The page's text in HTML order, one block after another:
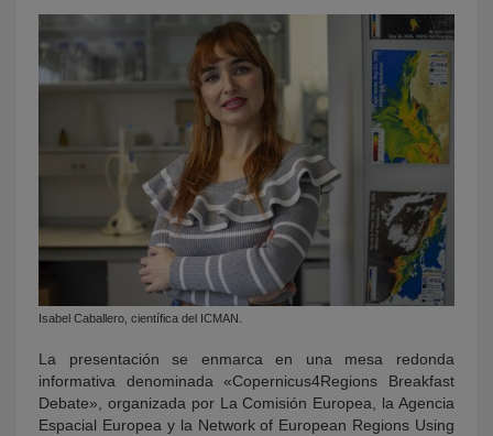
Isabel Caballero, científica del ICMAN.
La presentación se enmarca en una mesa redonda
informativa denominada «Copernicus4Regions Breakfast
Debate», organizada por La Comisión Europea, la Agencia
Espacial Europea y la Network of European Regions Using